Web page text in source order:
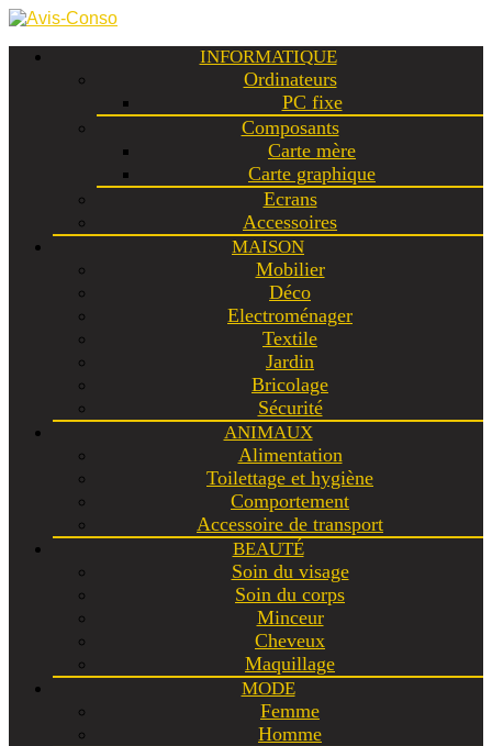
INFORMATIQUE
Ordinateurs
PC fixe
Composants
Carte mère
Carte graphique
Ecrans
Accessoires
MAISON
Mobilier
Déco
Electroménager
Textile
Jardin
Bricolage
Sécurité
ANIMAUX
Alimentation
Toilettage et hygiène
Comportement
Accessoire de transport
BEAUTÉ
Soin du visage
Soin du corps
Minceur
Cheveux
Maquillage
MODE
Femme
Homme